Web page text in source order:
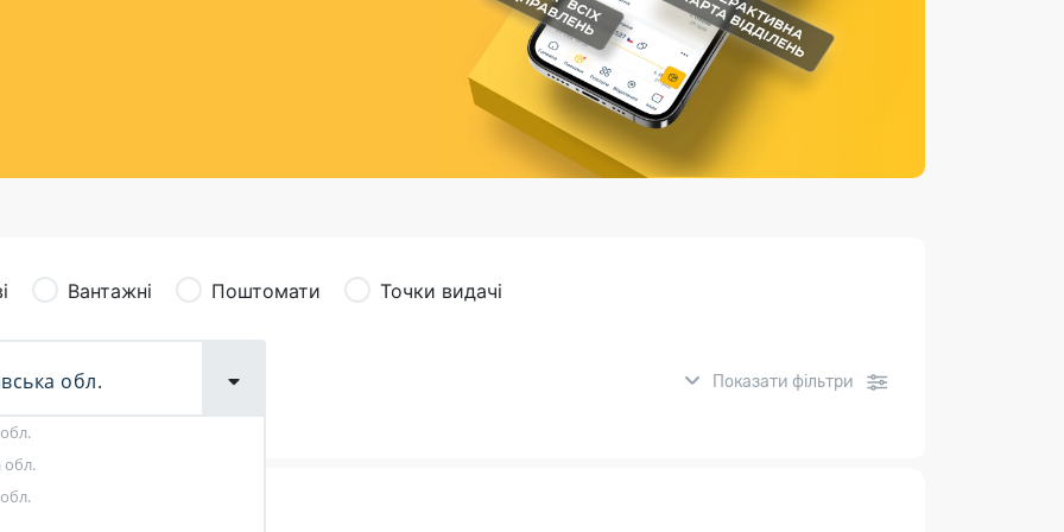
Страхові послуги
Каталог «Укрпошта Маркет»
Вантажні Поштомати Точки видачі
обл.
Показати фільтри